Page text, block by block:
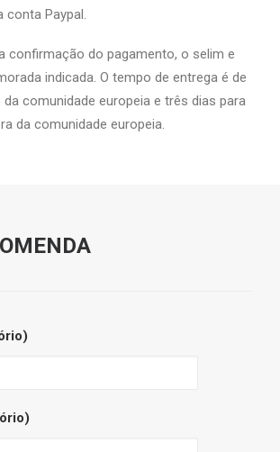
conta Paypal.
confirmação do pagamento, o selim e
indicada. O tempo de entrega é de
comunidade europeia e três dias para
da comunidade europeia.